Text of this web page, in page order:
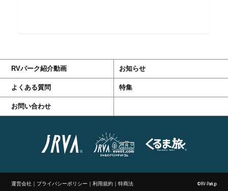
RVパーク紹介動画 お知らせ
よくある質問 特集
お問い合わせ
運営会社 ｜ プライバシーポリシー ｜利用規約 ｜特商法 ©RV-Park.jp